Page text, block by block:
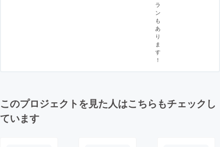
ラ
ン
も
あ
り
ま
す
！
このプロジェクトを見た人はこちらもチェックし
ています